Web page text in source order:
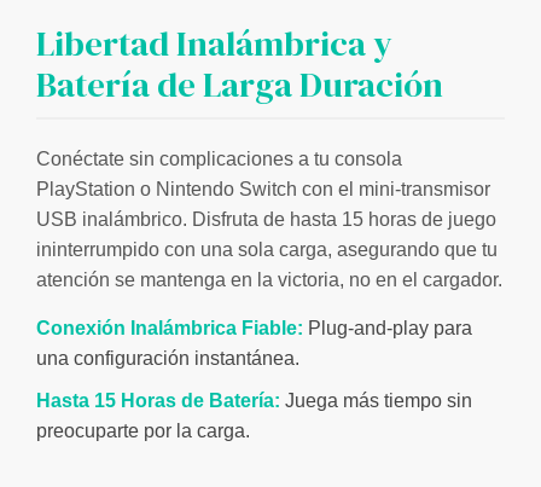
Libertad Inalámbrica y
Batería de Larga Duración
Conéctate sin complicaciones a tu consola
PlayStation o Nintendo Switch con el mini-transmisor
USB inalámbrico. Disfruta de hasta 15 horas de juego
ininterrumpido con una sola carga, asegurando que tu
atención se mantenga en la victoria, no en el cargador.
Conexión Inalámbrica Fiable: Plug-and-play para
una configuración instantánea.
Hasta 15 Horas de Batería: Juega más tiempo sin
preocuparte por la carga.